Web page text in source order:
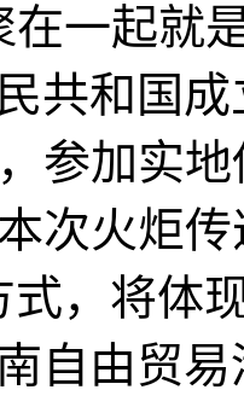
在一起就
共和国
参加实
次火炬
式，将体
自由贸